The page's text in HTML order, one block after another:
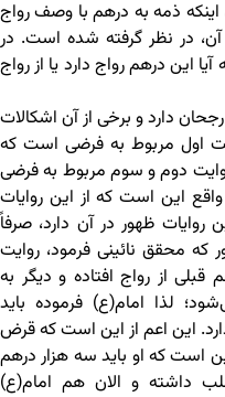
ذمه به درهم با وصف رواج
در نظر گرفته شده است. در
این درهم رواج دارد یا از رواج
دارد و برخی از آن اشکالات
اول مربوط به فرضی است که
دوم و سوم مربوط به فرضی
این است که از این روایات
ظهور در آن دارد، صرفاً
محقق نائینی فرمود، روایت
از رواج افتاده و دیگر به
لذا امام(ع) فرموده باید
این اعم از این است که قرض
است که او باید سه هزار درهم
داشته و الان هم امام(ع)